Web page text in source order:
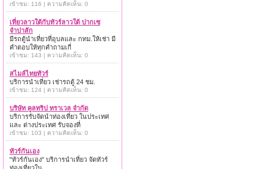
เข้าชม: 116 | ความคิดเห็น: 0
เที่ยวลาวใต้กับทัวร์ลาวใต้ ปากเซ
จำปาสัก
มีรถตู้นำเที่ยวที่อุบลและ กทม.ให้เช่า มี
คำตอบให้ทุกคำถามเกี่
เข้าชม: 143 | ความคิดเห็น: 0
สไมล์ไทยทัวร์
บริการนำเที่ยว เช่ารถตู้ 24 ชม.
เข้าชม: 124 | ความคิดเห็น: 0
บริษัท คูลทริป ทราเวล จำกัด
บริการรับจัดนำท่องเที่ยว ในประเทศ
และ ต่างประเทศ รับจองที่
เข้าชม: 103 | ความคิดเห็น: 0
ทัวร์กันเอง
"ทัวร์กันเอง" บริการนำเที่ยว จัดทัวร์